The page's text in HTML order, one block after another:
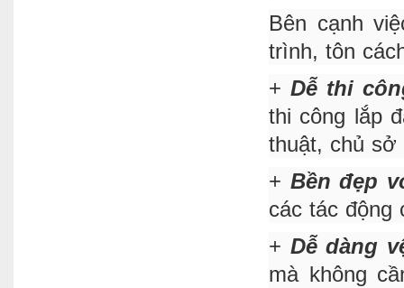
Bên cạnh
trình, tôn
+ Dễ thi
thi công lắp
thuật, chủ sở
+ Bền đẹp
các tác động
+ Dễ dàng
mà không